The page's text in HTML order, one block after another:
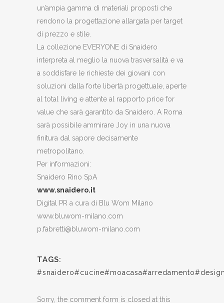
un’ampia gamma di materiali proposti che
rendono la progettazione allargata per target
di prezzo e stile.
La collezione EVERYONE di Snaidero
interpreta al meglio la nuova trasversalità e va
a soddisfare le richieste dei giovani con
soluzioni dalla forte libertà progettuale, aperte
al total living e attente al rapporto price for
value che sarà garantito da Snaidero. A Roma
sarà possibile ammirare Joy in una nuova
finitura dal sapore decisamente
metropolitano.
Per informazioni:
Snaidero Rino SpA
www.snaidero.it
Digital PR a cura di Blu Wom Milano
www.bluwom-milano.com
p.fabretti@bluwom-milano.com
TAGS:
Sorry, the comment form is closed at this